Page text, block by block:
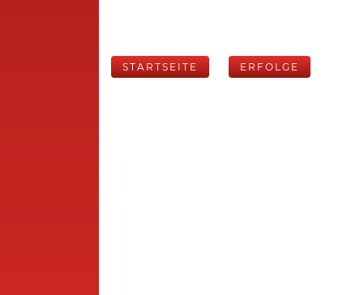
STARTSEITE ERFOLGE